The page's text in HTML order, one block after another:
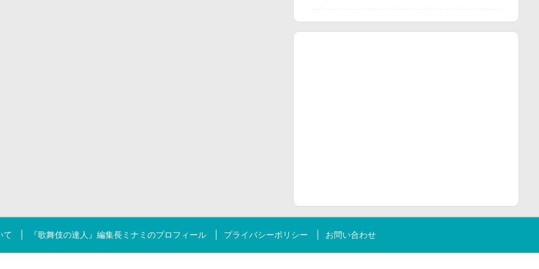
て 『歌舞伎の達人』編集長ミナミのプロフィール プライバシーポリシー お問い合わせ